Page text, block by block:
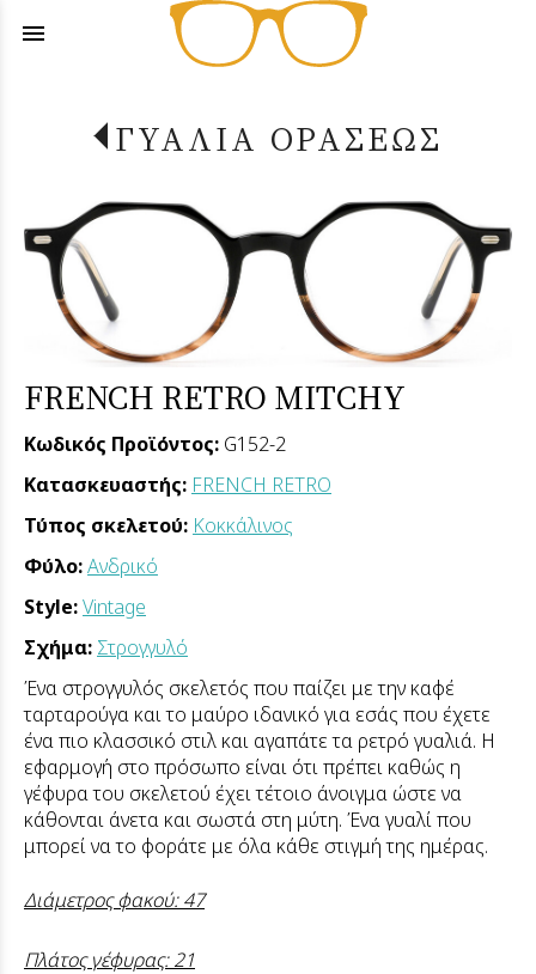
menu
ΓΥΑΛΙΑ ΟΡΑΣΕΩΣ
FRENCH RETRO MITCHY
Κωδικός Προϊόντος: G152-2
Κατασκευαστής: FRENCH RETRO
Τύπος σκελετού: Κοκκάλινος
Φύλο:Ανδρικό
Style:Vintage
Σχήμα: Στρογγυλό
Ένα στρογγυλός σκελετός που παίζει με την καφέ
ταρταρούγα και το μαύρο ιδανικό για εσάς που έχετε
ένα πιο κλασσικό στιλ και αγαπάτε τα ρετρό γυαλιά. Η
εφαρμογή στο πρόσωπο είναι ότι πρέπει καθώς η
γέφυρα του σκελετού έχει τέτοιο άνοιγμα ώστε να
κάθονται άνετα και σωστά στη μύτη. Ένα γυαλί που
μπορεί να το φοράτε με όλα κάθε στιγμή της ημέρας.
Διάμετρος φακού: 47
Πλάτος γέφυρας: 21